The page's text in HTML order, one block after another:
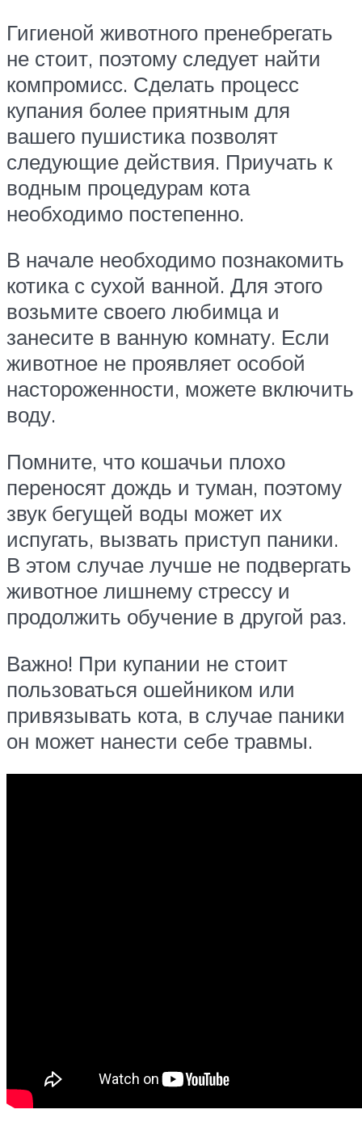
Гигиеной животного пренебрегать
не стоит, поэтому следует найти
компромисс. Сделать процесс
купания более приятным для
вашего пушистика позволят
следующие действия. Приучать к
водным процедурам кота
необходимо постепенно.
В начале необходимо познакомить
котика с сухой ванной. Для этого
возьмите своего любимца и
занесите в ванную комнату. Если
животное не проявляет особой
настороженности, можете включить
воду.
Помните, что кошачьи плохо
переносят дождь и туман, поэтому
звук бегущей воды может их
испугать, вызвать приступ паники.
В этом случае лучше не подвергать
животное лишнему стрессу и
продолжить обучение в другой раз.
Важно! При купании не стоит
пользоваться ошейником или
привязывать кота, в случае паники
он может нанести себе травмы.